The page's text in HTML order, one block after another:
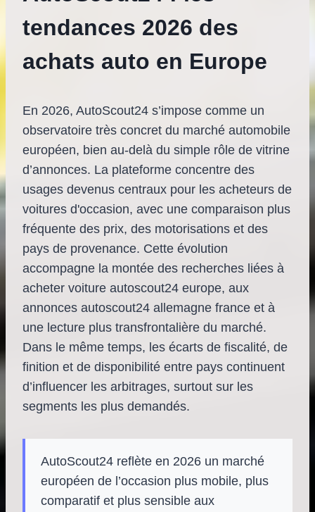
tendances 2026 des
achats auto en Europe
En 2026, AutoScout24 s’impose comme un
observatoire très concret du marché automobile
européen, bien au-delà du simple rôle de vitrine
d’annonces. La plateforme concentre des
usages devenus centraux pour les acheteurs de
voitures d'occasion, avec une comparaison plus
fréquente des prix, des motorisations et des
pays de provenance. Cette évolution
accompagne la montée des recherches liées à
acheter voiture autoscout24 europe, aux
annonces autoscout24 allemagne france et à
une lecture plus transfrontalière du marché.
Dans le même temps, les écarts de fiscalité, de
finition et de disponibilité entre pays continuent
d’influencer les arbitrages, surtout sur les
segments les plus demandés.
AutoScout24 reflète en 2026 un marché
européen de l’occasion plus mobile, plus
comparatif et plus sensible aux